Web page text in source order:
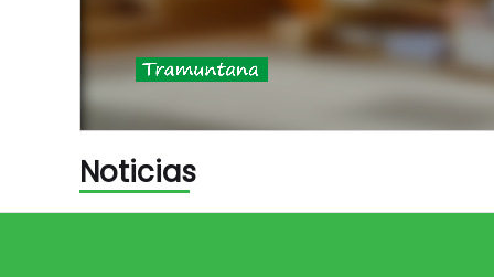
Noticias